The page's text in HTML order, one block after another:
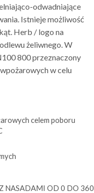
odwadniające
Istnieje możliwość
Herb / logo na
żeliwnego. W
800 przeznaczony
w celu
celem poboru
NASADAMI OD 0 DO 360